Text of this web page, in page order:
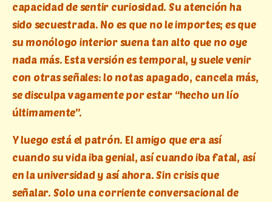
capacidad de sentir curiosidad. Su atención ha
sido secuestrada. No es que no le importes; es que
su monólogo interior suena tan alto que no oye
nada más. Esta versión es temporal, y suele venir
con otras señales: lo notas apagado, cancela más,
se disculpa vagamente por estar “hecho un lío
últimamente”.
Y luego está el patrón. El amigo que era así
cuando su vida iba genial, así cuando iba fatal, así
en la universidad y así ahora. Sin crisis que
señalar. Solo una corriente conversacional de